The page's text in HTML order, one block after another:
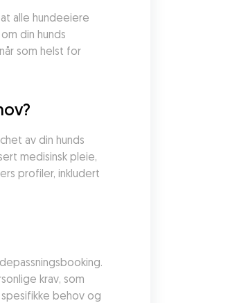
alle hundeeiere
din hunds
som helst for
av din hunds
medisinsk pleie,
profiler, inkludert
krav, som
behov og